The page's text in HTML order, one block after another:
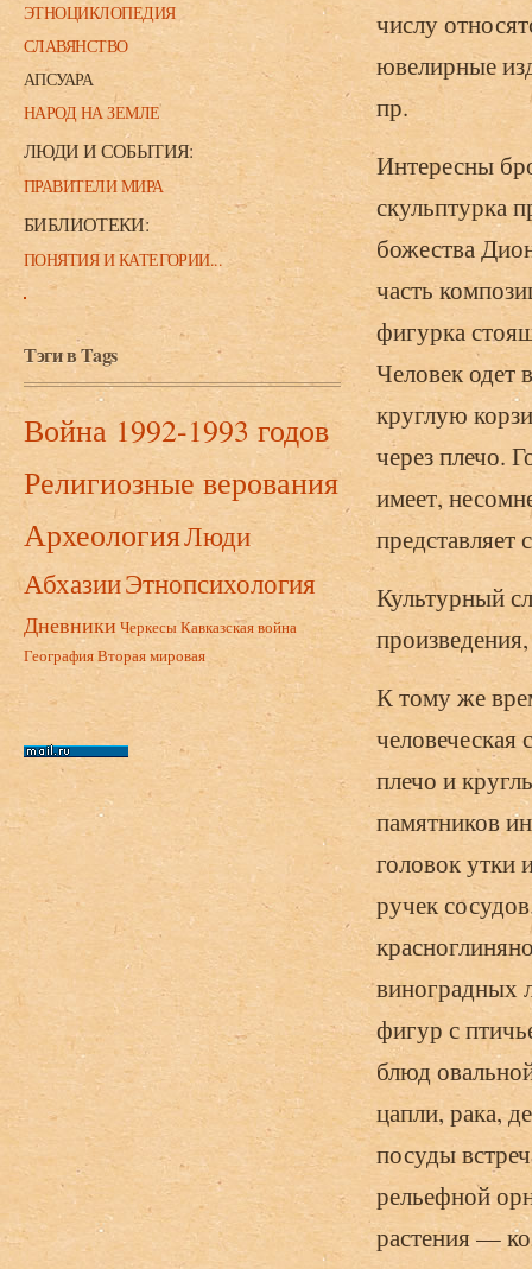
ЭТНОЦИКЛОПЕДИЯ
СЛАВЯНСТВО
АПСУАРА
НАРОД НА ЗЕМЛЕ
ЛЮДИ И СОБЫТИЯ:
ПРАВИТЕЛИ МИРА
БИБЛИОТЕКИ:
ПОНЯТИЯ И КАТЕГОРИИ...
Тэги в Tags
Война 1992-1993 годов
Религиозные верования
АрхеологияЛюди
АбхазииЭтнопсихология
Дневники ЧеркесыКавказская война
ГеографияВторая мировая
числу
ювелирные
пр.
Интересны
скульптурка
божества
часть
фигурка
Человек одет
круглую
через плечо.
имеет,
Культурный
К тому же
человеческая
плечо и
памятников
головок утки
ручек
виноградных
фигур с
блюд
цапли, рака,
посуды
рельефной
растения —